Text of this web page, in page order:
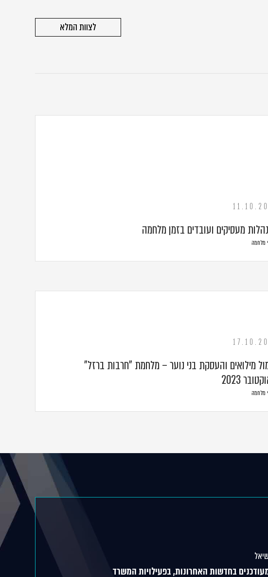
לצוות המלא
מעסיקים ועובדים בזמן מלחמה
מלחמה
מילואים והעסקת בני נוער – מלחמת "חרבות ברזל"
2023
מלחמה
בחדשות האחרונות, בפעילויות המשרד